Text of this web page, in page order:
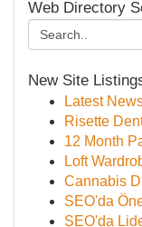
Web Directory
New Site
Latest
Risette
12 Month
Loft
Cannabis
SEO'da
SEO'da